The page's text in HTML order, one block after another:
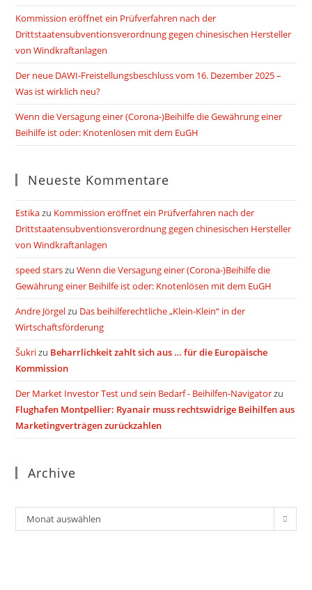
Kommission eröffnet ein Prüfverfahren nach der
Drittstaatensubventionsverordnung gegen chinesischen Hersteller
von Windkraftanlagen
Der neue DAWI-Freistellungsbeschluss vom 16. Dezember 2025 –
Was ist wirklich neu?
Wenn die Versagung einer (Corona-)Beihilfe die Gewährung einer
Beihilfe ist oder: Knotenlösen mit dem EuGH
Neueste Kommentare
Estikazu Kommission eröffnet ein Prüfverfahren nach der
Drittstaatensubventionsverordnung gegen chinesischen Hersteller
von Windkraftanlagen
speed starszuWenn die Versagung einer (Corona-)Beihilfe die
Gewährung einer Beihilfe ist oder: Knotenlösen mit dem EuGH
Andre Jörgelzu Das beihilferechtliche „Klein-Klein“ in der
Wirtschaftsförderung
Šukrizu Beharrlichkeit zahlt sich aus … für die Europäische
Kommission
Der Market Investor Test und sein Bedarf - Beihilfen-Navigatorzu
Flughafen Montpellier: Ryanair muss rechtswidrige Beihilfen aus
Marketingverträgen zurückzahlen
Archive
Archiv
Monat auswählen